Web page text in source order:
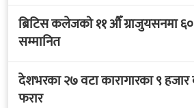
ब्रिटिस कलेजको ११ औँ ग्राजुयसनमा
सम्मानित
देशभरका २७ वटा कारागारका ९
फरार